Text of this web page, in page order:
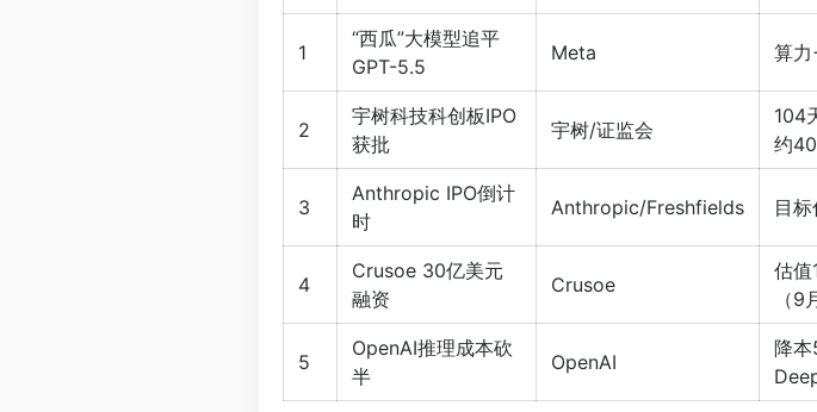
1
“西瓜”大模型追平
GPT-5.5
Meta 算力
2
宇树科技科创板IPO
获批
宇树/证监会
104
约
3
Anthropic IPO倒计
时
Anthropic/Freshfields 目
4
Crusoe 30亿美元
融资
Crusoe
估
（9
5
OpenAI推理成本砍
半
OpenAI
降